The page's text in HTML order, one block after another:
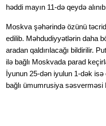
həddi mayın 11-də qeydə
Moskva şəhərində özünü
edilib. Məhdudiyyətlərin daha
aradan qaldırılacağı bildirilir.
ilə bağlı Moskvada parad
İyunun 25-dən iyulun 1-dək
bağlı ümumrusiya səsverməsi